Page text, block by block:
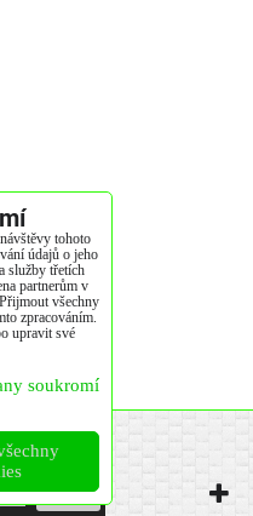
soukromí
tohoto
údajů o jeho
služby třetích
partnerům v
všechny
zpracováním.
upravit své
soukromí
Potvrdit